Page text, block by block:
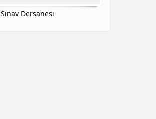
Sınav Dersanesi